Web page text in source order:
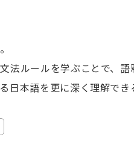
法ルールを学ぶことで、
日本語を更に深く理解でき